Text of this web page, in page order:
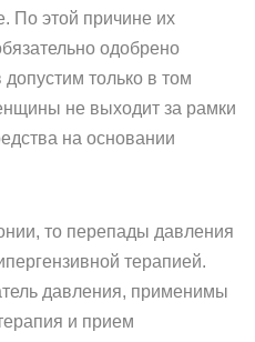
По этой причине их
одобрено
только в том
не выходит за рамки
на основании
то перепады давления
терапией.
давления, применимы
и прием